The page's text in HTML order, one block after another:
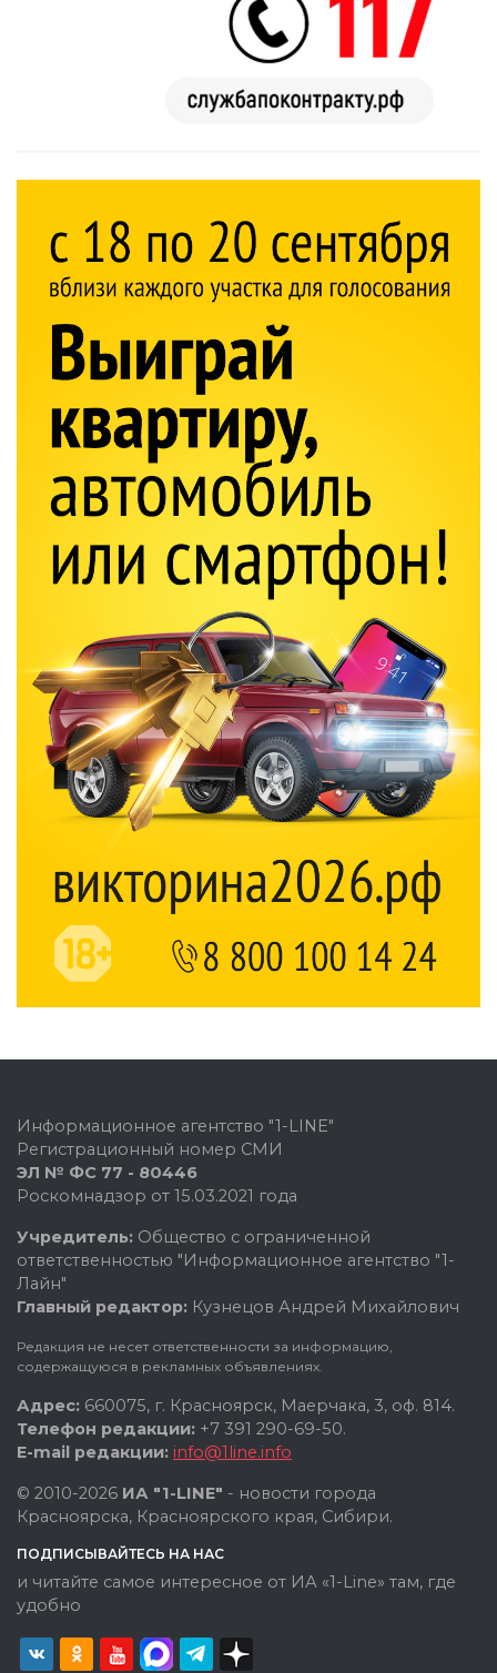
Информационное агентство "1-LINE"
Регистрационный номер СМИ
ЭЛ № ФС 77 - 80446
Роскомнадзор от 15.03.2021 года
Учредитель: Общество с ограниченной
ответственностью "Информационное агентство "1-
Лайн"
Главный редактор: Кузнецов Андрей Михайлович
Редакция не несет ответственности за информацию,
содержащуюся в рекламных объявлениях.
Адрес: 660075, г. Красноярск, Маерчака, 3, оф. 814.
Телефон редакции: +7 391 290-69-50.
E-mail редакции: info@1line.info
© 2010-2026 ИА "1-LINE" - новости города
Красноярска, Красноярского края, Сибири.
ПОДПИСЫВАЙТЕСЬ НА НАС
и читайте самое интересное от ИА «1-Line» там, где
удобно